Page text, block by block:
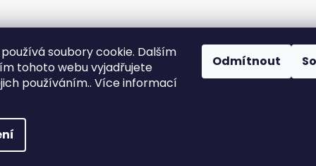
soubory cookie. Dalším
tohoto webu vyjadřujete
používáním.. Více informací
Odmítnout
v
Harlej.cz Fanklub Harlej